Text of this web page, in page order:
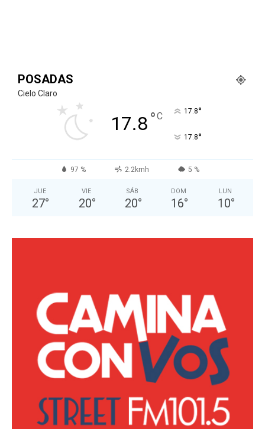
POSADAS
Cielo Claro
17.8°C 17.8°
17.8°
97 % 2.2kmh 5 %
JUE
27°
VIE
20°
SÁB
20°
DOM
16°
LUN
10°